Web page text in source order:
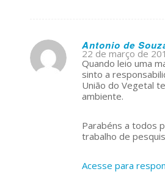
Antonio de
s
ays:
22 de março de
Quando leio uma
sinto a
União do Vegetal
ambiente.
Parabéns a todos
trabalho de
Acesse para